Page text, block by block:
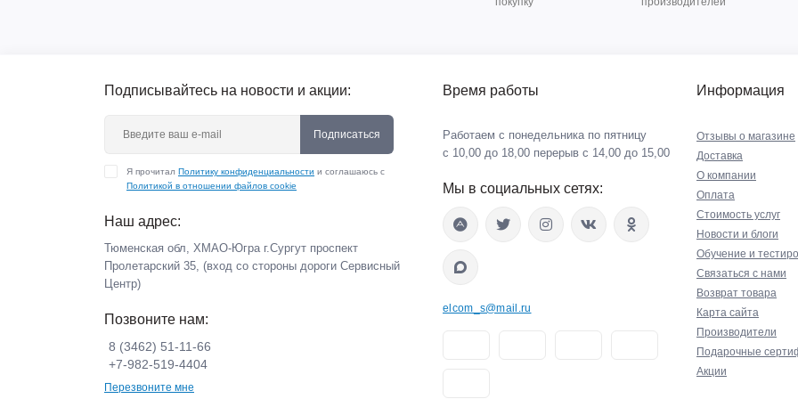
Подписывайтесь на новости и акции:
Подписаться
Я прочитал Политику конфиденциальности и соглашаюсь с
Политикой в отношении файлов cookie
Наш адрес:
Тюменская обл, ХМАО-Югра г.Сургут проспект
Пролетарский 35, (вход со стороны дороги Сервисный
Центр)
Позвоните нам:
8 (3462) 51-11-66
+7-982-519-4404
Перезвоните мне
Время работы
Работаем с понедельника по пятницу
с 10,00 до 18,00 перерыв с 14,00 до 15,00
Мы в социальных сетях:
elcom_s@mail.ru
Информация
Отзывы о магазине
Доставка
О компании
Оплата
Стоимость услуг
Новости и блоги
Обучение и
Связаться с нами
Возврат товара
Карта сайта
Производители
Подарочные
Акции